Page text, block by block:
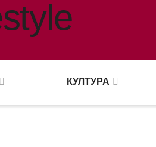
КУЛТУРА